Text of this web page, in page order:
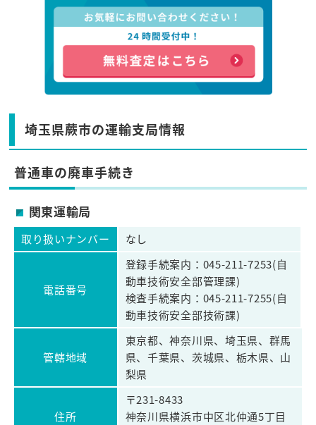
埼玉県蕨市の運輸支局情報
普通車の廃車手続き
関東運輸局
取り扱いナンバー なし
電話番号
登録手続案内：045-211-7253(自
動車技術安全部管理課)
検査手続案内：045-211-7255(自
動車技術安全部技術課)
管轄地域
東京都、神奈川県、埼玉県、群馬
県、千葉県、茨城県、栃木県、山
梨県
住所
〒231-8433
神奈川県横浜市中区北仲通5丁目